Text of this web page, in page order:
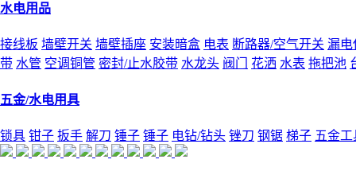
水电用品
接线板 墙壁开关 墙壁插座 安装暗盒 电表 断路器/空气开关 漏电
带 水管 空调铜管 密封/止水胶带 水龙头 阀门 花洒 水表 拖把池
五金/水电用具
锁具 钳子 扳手 解刀 锤子 锤子 电钻/钻头 锉刀 钢锯 梯子 五金